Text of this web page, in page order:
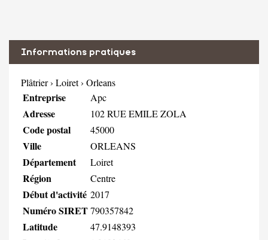
Informations pratiques
Plâtrier› Loiret› Orleans
Entreprise Apc
Adresse 102 RUE EMILE ZOLA
Code postal 45000
Ville ORLEANS
Département Loiret
Région Centre
Début d'activité 2017
Numéro SIRET790357842
Latitude 47.9148393